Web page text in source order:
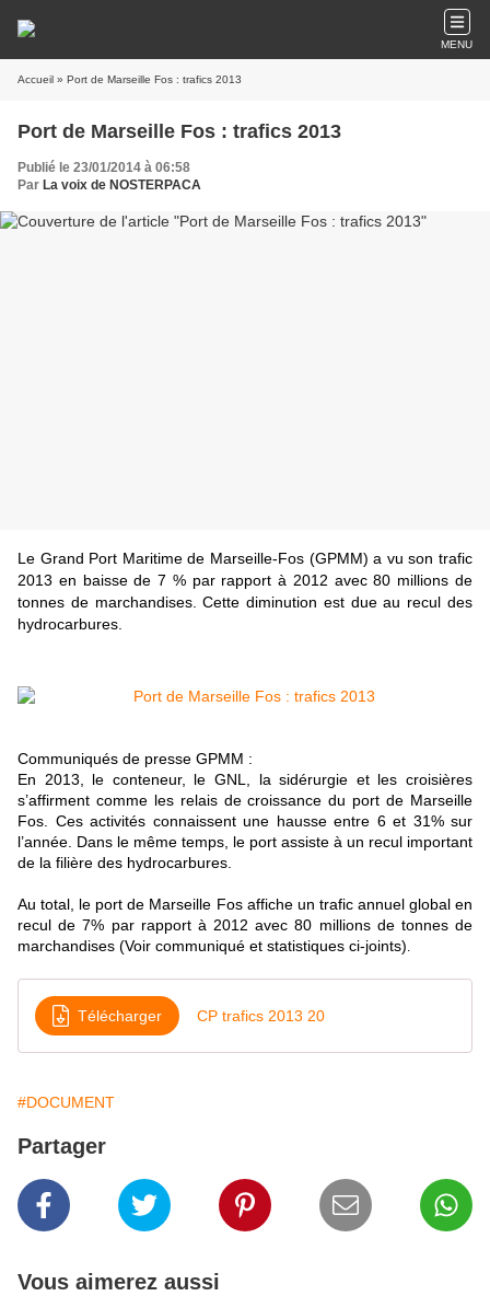
MENU
Accueil » Port de Marseille Fos : trafics 2013
Port de Marseille Fos : trafics 2013
Publié le 23/01/2014 à 06:58
Par La voix de NOSTERPACA
Le Grand Port Maritime de Marseille-Fos (GPMM) a vu son trafic
2013 en baisse de 7 % par rapport à 2012 avec 80 millions de
tonnes de marchandises. Cette diminution est due au recul des
hydrocarbures.
Communiqués de presse GPMM :
En 2013, le conteneur, le GNL, la sidérurgie et les croisières
s’affirment comme les relais de croissance du port de Marseille
Fos. Ces activités connaissent une hausse entre 6 et 31% sur
l’année. Dans le même temps, le port assiste à un recul important
de la filière des hydrocarbures.
Au total, le port de Marseille Fos affiche un trafic annuel global en
recul de 7% par rapport à 2012 avec 80 millions de tonnes de
marchandises (Voir communiqué et statistiques ci-joints).
Télécharger CP trafics 2013 20
#DOCUMENT
Partager
Vous aimerez aussi